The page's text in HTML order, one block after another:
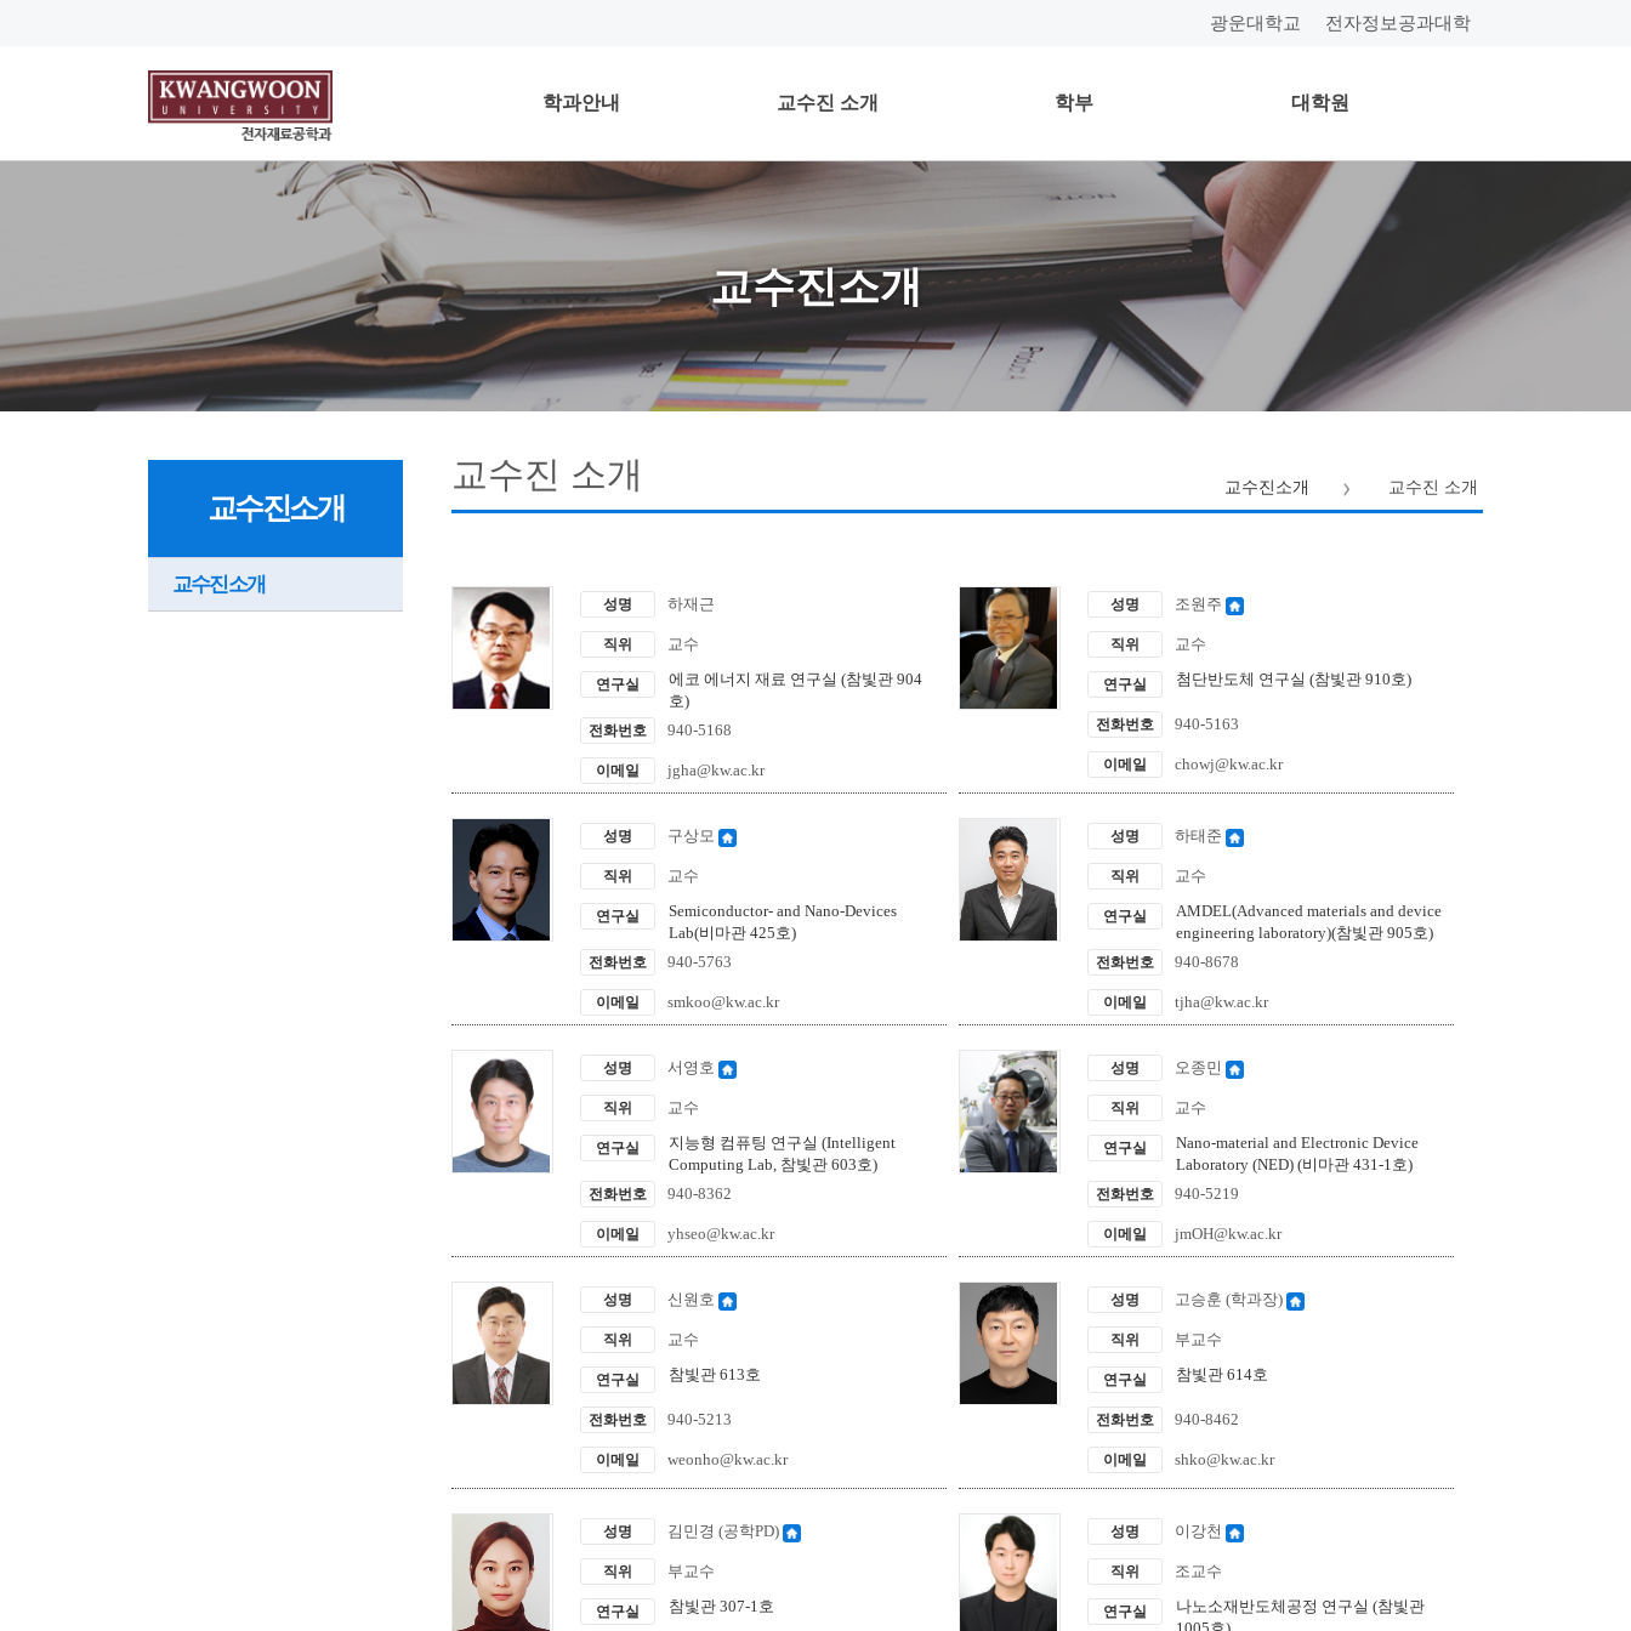
광운대학교 전자정보공과대학
학과안내 교수진 소개 학부 대학원
교수진소개
교수진소개
교수진소개
교수진소개 교수진 소개
교수진 소개
성명 하재근
직위 교수
연구실
에코 에너지 재료 연구실 (참빛관 904
호)
전화번호 940-5168
이메일 jgha@kw.ac.kr
성명 조원주
직위 교수
연구실 첨단반도체 연구실 (참빛관 910호)
전화번호 940-5163
이메일 chowj@kw.ac.kr
성명 구상모
직위 교수
연구실
Semiconductor- and Nano-Devices
Lab(비마관 425호)
전화번호 940-5763
이메일 smkoo@kw.ac.kr
성명 하태준
직위 교수
연구실
AMDEL(Advanced materials and device
engineering laboratory)(참빛관 905호)
전화번호 940-8678
이메일 tjha@kw.ac.kr
성명 서영호
직위 교수
연구실
지능형 컴퓨팅 연구실 (Intelligent
Computing Lab, 참빛관 603호)
전화번호 940-8362
이메일 yhseo@kw.ac.kr
성명 오종민
직위 교수
연구실
Nano-material and Electronic Device
Laboratory (NED) (비마관 431-1호)
전화번호 940-5219
이메일 jmOH@kw.ac.kr
성명 신원호
직위 교수
연구실 참빛관 613호
전화번호 940-5213
이메일 weonho@kw.ac.kr
성명 고승훈 (학과장)
직위 부교수
연구실 참빛관 614호
전화번호 940-8462
이메일 shko@kw.ac.kr
성명 김민경 (공학PD)
직위 부교수
연구실 참빛관 307-1호
성명 이강천
직위 조교수
연구실
나노소재반도체공정 연구실 (참빛관